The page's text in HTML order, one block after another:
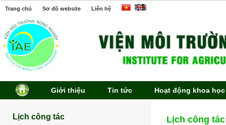
Trang chủ Sơ đồ website Liên hệ
Giới thiệu Tin tức Hoạt động khoa học
Lịch công tác Lịch công